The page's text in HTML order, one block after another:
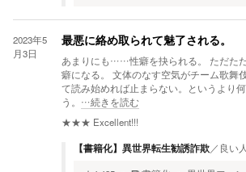
2023年5
月3日
最悪に絡め取られて魅了される。
あまりにも……性癖を抉られる。 ただた
癖になる。 文体のなす空気がチーム歌舞
て読み始めれば止まらない。というより
う。 …続きを読む
★★★ Excellent!!!
【書籍化】異世界転生勧誘詐欺／ 良い人